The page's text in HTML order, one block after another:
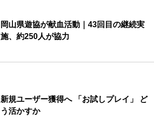
岡山県遊協が献血活動｜43回目の継続実
施、約250人が協力
新規ユーザー獲得へ 「お試しプレイ」 ど
う活かすか